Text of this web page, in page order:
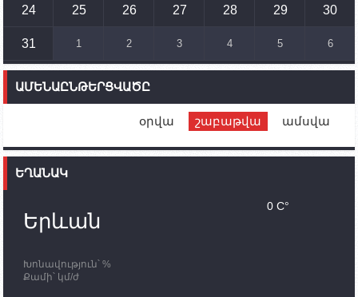
տեղակայված հայկական դիրքերի անձնակազմի
համար սնունդ տեղափոխող մեքենայի
ունեն. կիպրոսցի խորհրդարանականը՝ Ալեն
Ֆրանսիայի ԱԳ նախարարը կայցելի Հայաստան
պատասխանատուներ կմնան ԼՂ-ում՝ մինչև
որոնողափրկարարական աշխատանքների
11:03
ՄԱԿ-ի առաքելությունը շատ, շատ, շատ օգտակար
24 25 26 27 28 29 30
31 1 2 3 4 5 6
ԱՄԵՆԱԸՆԹԵՐՑՎԱԾԸ
օրվա շաբաթվա ամսվա
ԵՂԱՆԱԿ
Երևան
Խոնավություն՝ %
Քամի՝ կմ/ժ
0 C°